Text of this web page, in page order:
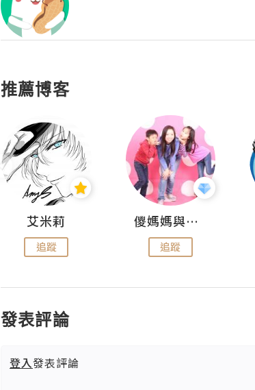
推薦博客
艾米莉
追蹤
儍媽媽與兩隻小魔怪之家
追蹤
發表評論
登入發表評論